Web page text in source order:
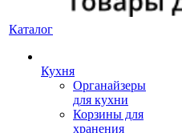
Каталог
Кухня
Органайзеры
для кухни
Корзины для
хранения